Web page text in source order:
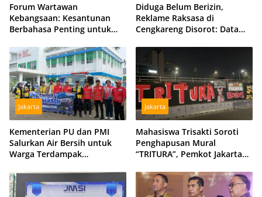
Forum Wartawan
Kebangsaan: Kesantunan
Berbahasa Penting untuk
Diduga Belum Berizin,
Reklame Raksasa di
Cengkareng Disorot: Data
Berbeda
Jakarta
Kementerian PU dan PMI
Salurkan Air Bersih untuk
Warga Terdampak
Tiga Hidran Umum
Disiagakan
Jakarta
Mahasiswa Trisakti Soroti
Penghapusan Mural
“TRITURA”, Pemkot Jakarta